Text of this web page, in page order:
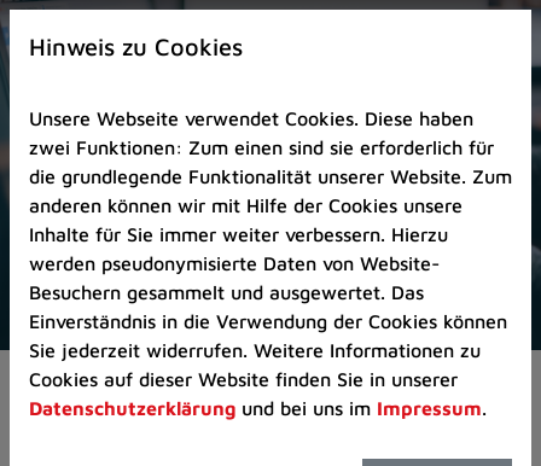
Zur
Startseite
Zum
Seitenanfang
springen
(Schnelltaste
A)
Zur
Navigation/Menü
springen
(Schnelltaste
M)
Zur
Aktuelles Pressemitteilungen
Hinweis zu Cookies
Unsere Webseite verwendet Cookies. Diese haben
zwei Funktionen: Zum einen sind sie erforderlich für
die grundlegende Funktionalität unserer Website. Zum
anderen können wir mit Hilfe der Cookies unsere
Inhalte für Sie immer weiter verbessern. Hierzu
werden pseudonymisierte Daten von Website-
Besuchern gesammelt und ausgewertet. Das
Einverständnis in die Verwendung der Cookies können
Sie jederzeit widerrufen. Weitere Informationen zu
Cookies auf dieser Website finden Sie in unserer
Datenschutzerklärung und bei uns im Impressum.